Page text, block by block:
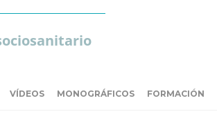
VÍDEOS MONOGRÁFICOS FORMACIÓN